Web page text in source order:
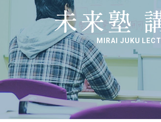
研究者招へい・受入れ
活動レポート
重要】海外へ渡航するみなさんへ
学⾦ 貸与奨学⾦未来塾
MIRAI JUKU